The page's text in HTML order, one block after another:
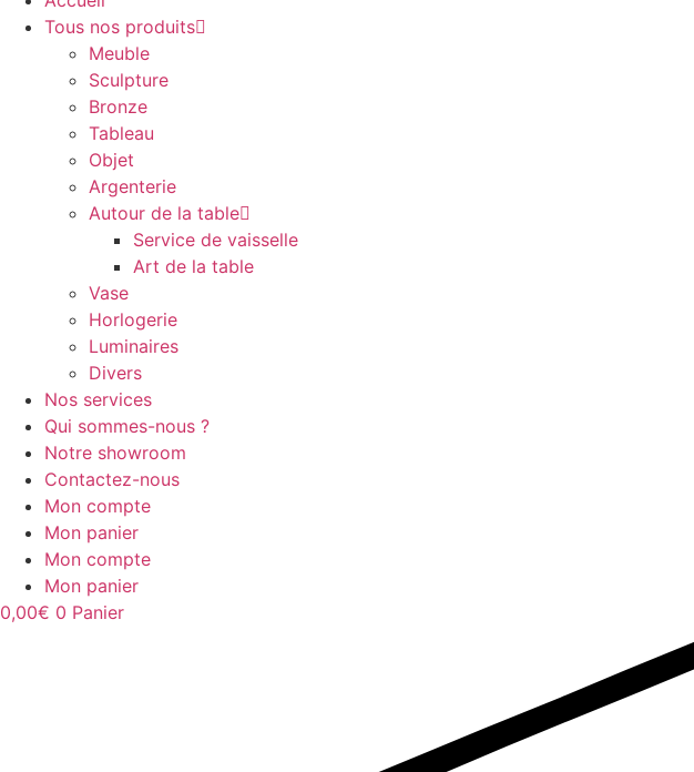
Tous nos produits
Meuble
Sculpture
Bronze
Tableau
Objet
Argenterie
Autour de la table
Service de vaisselle
Art de la table
Vase
Horlogerie
Luminaires
Divers
Nos services
Qui sommes-nous ?
Notre showroom
Contactez-nous
Mon compte
Mon panier
Mon compte
Mon panier
0,00€ 0 Panier